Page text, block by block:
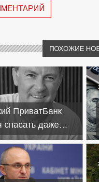
ПОХОЖИЕ
ПриватБанк
спасать даже